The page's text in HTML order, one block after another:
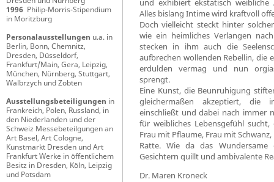
1996 Philip-Morris-Stipendium
in Moritzburg
Personalausstellungen u.a. in
Berlin, Bonn, Chemnitz,
Dresden, Düsseldorf,
Frankfurt/Main, Gera, Leipzig,
München, Nürnberg, Stuttgart,
Walbrzych und Zobten
Ausstellungsbeteiligungen in
Frankreich, Polen, Russland, in
den Niederlanden und der
Schweiz Messebeteilgungen an
Art Basel, Art Cologne,
Kunstmarkt Dresden und Art
Frankfurt Werke in öffentlichem
Besitz in Dresden, Köln, Leipzig
und Potsdam
und exhibiert ekstatisch
Alles bislang Intime wird kraftvoll
Doch vielleicht steckt hinter
wie ein heimliches Verlangen
stecken in ihm auch die
aufbrechen wollenden Rebellin, die
erdulden vermag und nun
sprengt.
Eine Kunst, die Beunruhigung
gleichermaßen akzeptiert, die
einschließt und dabei nach immer
für weibliches Lebensgefühl
Frau mit Pflaume, Frau mit
Ratte. Wie da das
Gesichtern quillt und ambivalente
Dr. Maren Kroneck